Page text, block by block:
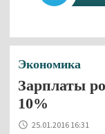
Экономика
Зарплаты
10%
25.01.2016 16:31